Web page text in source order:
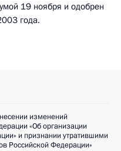
19 ноября и одобрен
года.
изменений
«Об организации
и признании утратившими
Российской Федерации»